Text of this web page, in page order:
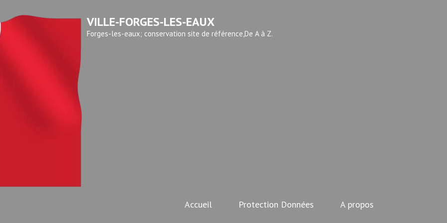
VILLE-FORGES-LES-EAUX
Forges-les-eaux; conservation site de référence,De A à Z.
Accueil Protection Données A propos